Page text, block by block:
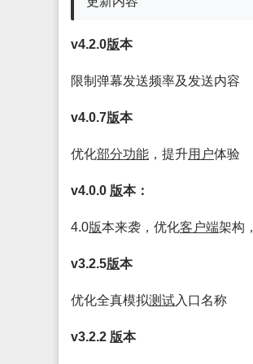
v4.2.0版本
限制弹幕发送频率及发送内容
v4.0.7版本
优化部分功能 ，提升用户体验
v4.0.0 版本：
4.0版本来袭，优化客户端架构，
v3.2.5版本
优化全真模拟测试入口名称
v3.2.2 版本